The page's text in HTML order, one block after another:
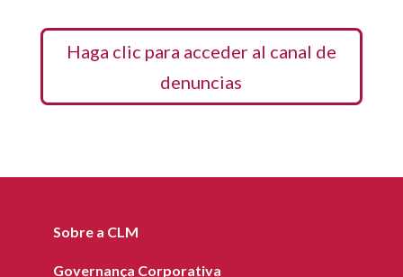
Haga clic para acceder al canal de
denuncias
Sobre a CLM
Governança Corporativa